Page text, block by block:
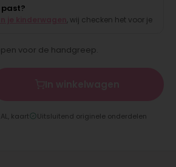
, wij checken het voor je
voor de handgreep.
kaart Uitsluitend originele onderdelen